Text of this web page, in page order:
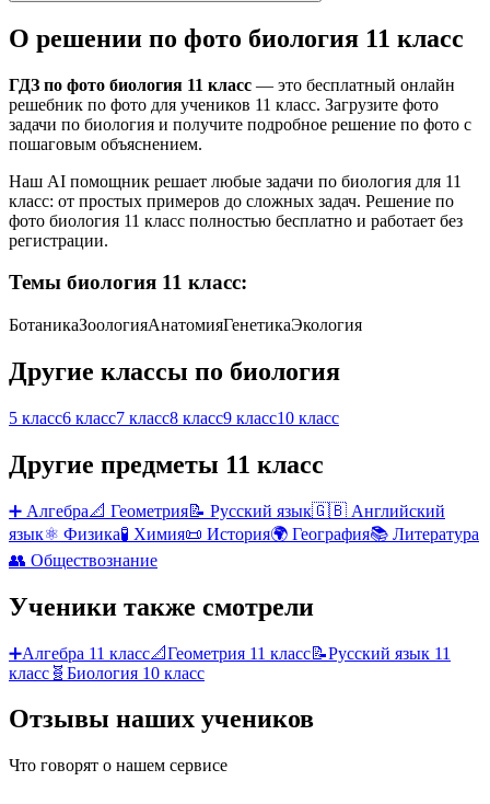
О решении по фото биология 11 класс
ГДЗ по фото биология 11 класс — это бесплатный онлайн
решебник по фото для учеников 11 класс. Загрузите фото
задачи по биология и получите подробное решение по фото с
пошаговым объяснением.
Наш AI помощник решает любые задачи по биология для 11
класс: от простых примеров до сложных задач. Решение по
фото биология 11 класс полностью бесплатно и работает без
регистрации.
Темы биология 11 класс:
БотаникаЗоологияАнатомияГенетикаЭкология
Другие классы по биология
5 класс6 класс7 класс8 класс9 класс10 класс
Другие предметы 11 класс
➕ Алгебра📐 Геометрия📝 Русский язык🇬🇧 Английский
язык⚛️ Физика🧪 Химия📜 История🌍 География📚 Литература
👥 Обществознание
Ученики также смотрели
➕Алгебра 11 класс📐Геометрия 11 класс📝Русский язык 11
класс 🧬 Биология 10 класс
Отзывы наших учеников
Что говорят о нашем сервисе